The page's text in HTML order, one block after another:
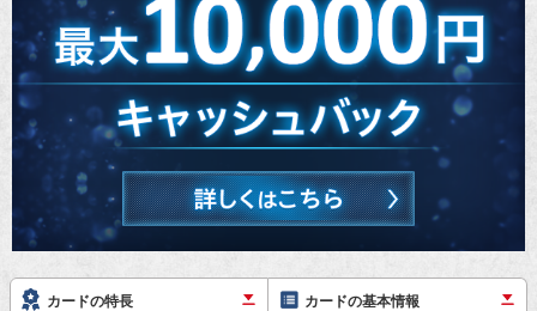
カードの特長 カードの基本情報